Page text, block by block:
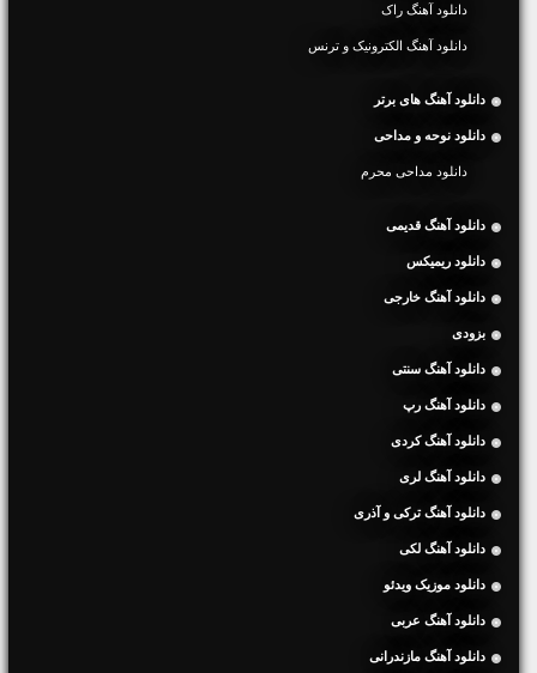
دانلود آهنگ راک
دانلود آهنگ الکترونیک و ترنس
دانلود آهنگ های برتر
دانلود نوحه و مداحی
دانلود مداحی محرم
دانلود آهنگ قدیمی
دانلود ریمیکس
دانلود آهنگ خارجی
بزودی
دانلود آهنگ سنتی
دانلود آهنگ رپ
دانلود آهنگ کردی
دانلود آهنگ لری
دانلود آهنگ ترکی و آذری
دانلود آهنگ لکی
دانلود موزیک ویدئو
دانلود آهنگ عربی
دانلود آهنگ مازندرانی